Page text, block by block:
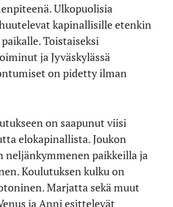
Ulkopuolisia
kapinallisille etenkin
Toistaiseksi
ja Jyväskylässä
on pidetty ilman
on saapunut viisi
elokapinallista. Joukon
neljänkymmenen paikkeilla ja
Koulutuksen kulku on
Marjatta sekä muut
ja Anni esittelevät